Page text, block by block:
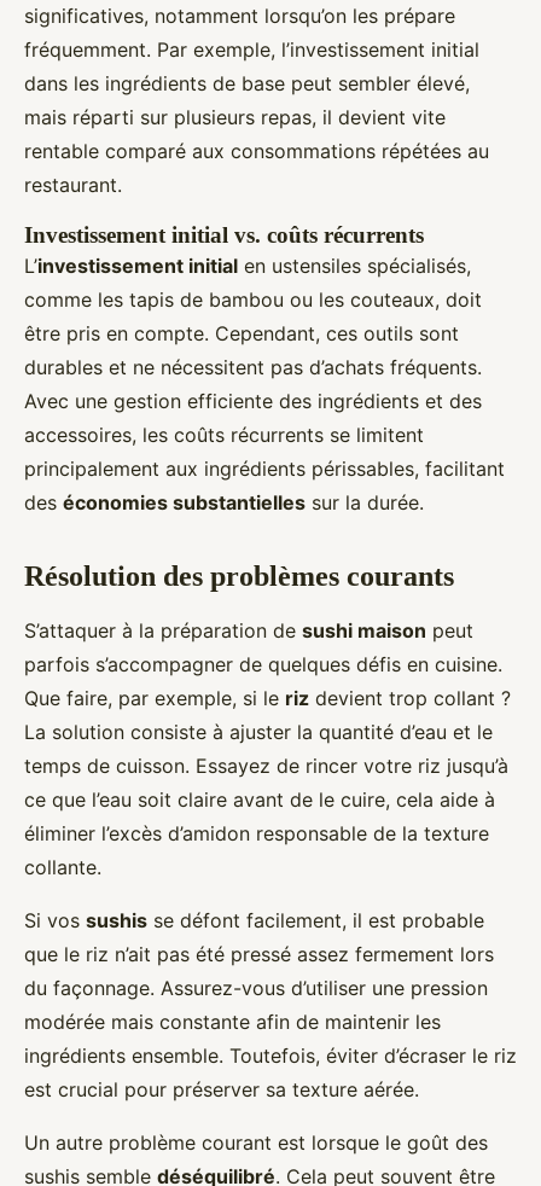
significatives, notamment lorsqu’on les prépare
fréquemment. Par exemple, l’investissement initial
dans les ingrédients de base peut sembler élevé,
mais réparti sur plusieurs repas, il devient vite
rentable comparé aux consommations répétées au
restaurant.
Investissement initial vs. coûts récurrents
L’investissement initial en ustensiles spécialisés,
comme les tapis de bambou ou les couteaux, doit
être pris en compte. Cependant, ces outils sont
durables et ne nécessitent pas d’achats fréquents.
Avec une gestion efficiente des ingrédients et des
accessoires, les coûts récurrents se limitent
principalement aux ingrédients périssables, facilitant
des économies substantielles sur la durée.
Résolution des problèmes courants
S’attaquer à la préparation de sushi maison peut
parfois s’accompagner de quelques défis en cuisine.
Que faire, par exemple, si le riz devient trop collant ?
La solution consiste à ajuster la quantité d’eau et le
temps de cuisson. Essayez de rincer votre riz jusqu’à
ce que l’eau soit claire avant de le cuire, cela aide à
éliminer l’excès d’amidon responsable de la texture
collante.
Si vos sushis se défont facilement, il est probable
que le riz n’ait pas été pressé assez fermement lors
du façonnage. Assurez-vous d’utiliser une pression
modérée mais constante afin de maintenir les
ingrédients ensemble. Toutefois, éviter d’écraser le riz
est crucial pour préserver sa texture aérée.
Un autre problème courant est lorsque le goût des
sushis semble déséquilibré. Cela peut souvent être